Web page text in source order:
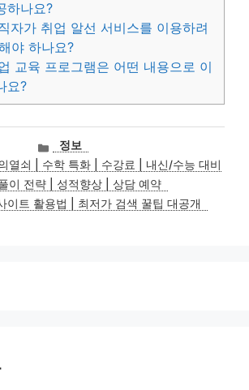
하나요?
자가 취업 알선 서비스를 이용하려
야 하나요?
교육 프로그램은 어떤 내용으로 이
요?
카
테
고
리
정보
열쇠 | 수학 특화 | 수강료 | 내신/수능 대비
이 전략 | 성적향상 | 상담 예약
이트 활용법 | 최저가 검색 꿀팁 대공개